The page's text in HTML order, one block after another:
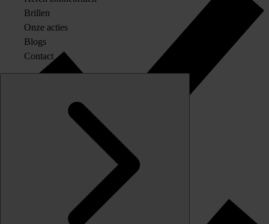
Originele merkglazen op sterkte
Brillen
Onze acties
Blogs
Contact